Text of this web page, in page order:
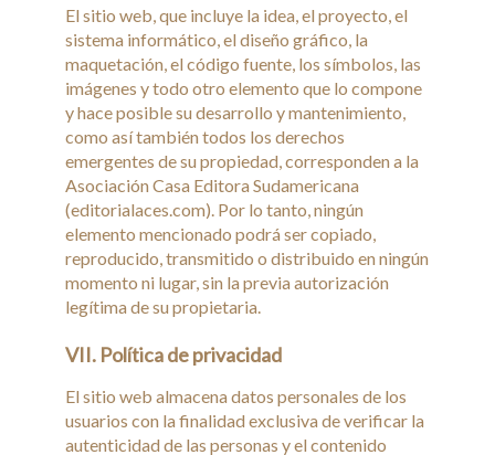
El sitio web, que incluye la idea, el proyecto, el
sistema informático, el diseño gráfico, la
maquetación, el código fuente, los símbolos, las
imágenes y todo otro elemento que lo compone
y hace posible su desarrollo y mantenimiento,
como así también todos los derechos
emergentes de su propiedad, corresponden a la
Asociación Casa Editora Sudamericana
(editorialaces.com). Por lo tanto, ningún
elemento mencionado podrá ser copiado,
reproducido, transmitido o distribuido en ningún
momento ni lugar, sin la previa autorización
legítima de su propietaria.
VII. Política de privacidad
El sitio web almacena datos personales de los
usuarios con la finalidad exclusiva de verificar la
autenticidad de las personas y el contenido